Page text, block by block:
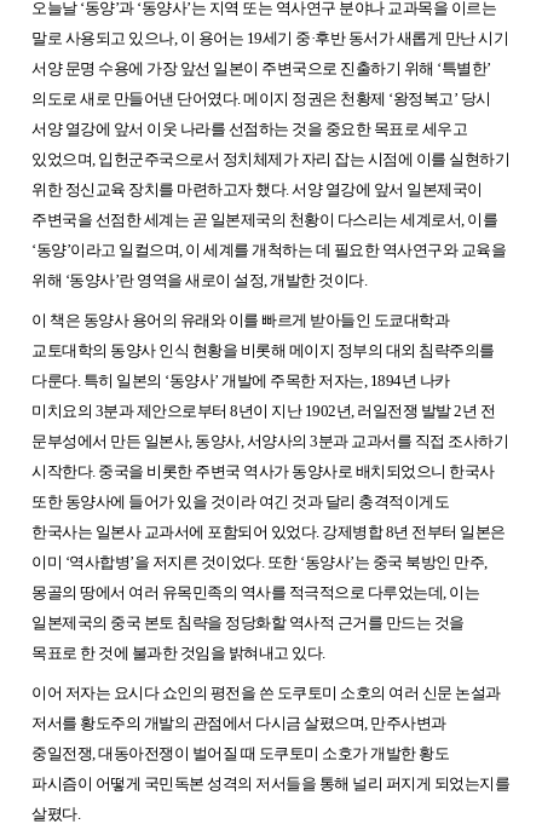
오늘날 ‘동양’과 ‘동양사’는 지역 또는 역사연구 분야나 교과목을 이르는
말로 사용되고 있으나, 이 용어는 19세기 중·후반 동서가 새롭게 만난 시기
서양 문명 수용에 가장 앞선 일본이 주변국으로 진출하기 위해 ‘특별한’
의도로 새로 만들어낸 단어였다. 메이지 정권은 천황제 ‘왕정복고’ 당시
서양 열강에 앞서 이웃 나라를 선점하는 것을 중요한 목표로 세우고
있었으며, 입헌군주국으로서 정치체제가 자리 잡는 시점에 이를 실현하기
위한 정신교육 장치를 마련하고자 했다. 서양 열강에 앞서 일본제국이
주변국을 선점한 세계는 곧 일본제국의 천황이 다스리는 세계로서, 이를
‘동양’이라고 일컬으며, 이 세계를 개척하는 데 필요한 역사연구와 교육을
위해 ‘동양사’란 영역을 새로이 설정, 개발한 것이다.
이 책은 동양사 용어의 유래와 이를 빠르게 받아들인 도쿄대학과
교토대학의 동양사 인식 현황을 비롯해 메이지 정부의 대외 침략주의를
다룬다. 특히 일본의 ‘동양사’ 개발에 주목한 저자는, 1894년 나카
미치요의 3분과 제안으로부터 8년이 지난 1902년, 러일전쟁 발발 2년 전
문부성에서 만든 일본사, 동양사, 서양사의 3분과 교과서를 직접 조사하기
시작한다. 중국을 비롯한 주변국 역사가 동양사로 배치되었으니 한국사
또한 동양사에 들어가 있을 것이라 여긴 것과 달리 충격적이게도
한국사는 일본사 교과서에 포함되어 있었다. 강제병합 8년 전부터 일본은
이미 ‘역사합병’을 저지른 것이었다. 또한 ‘동양사’는 중국 북방인 만주,
몽골의 땅에서 여러 유목민족의 역사를 적극적으로 다루었는데, 이는
일본제국의 중국 본토 침략을 정당화할 역사적 근거를 만드는 것을
목표로 한 것에 불과한 것임을 밝혀내고 있다.
이어 저자는 요시다 쇼인의 평전을 쓴 도쿠토미 소호의 여러 신문 논설과
저서를 황도주의 개발의 관점에서 다시금 살폈으며, 만주사변과
중일전쟁, 대동아전쟁이 벌어질 때 도쿠토미 소호가 개발한 황도
파시즘이 어떻게 국민독본 성격의 저서들을 통해 널리 퍼지게 되었는지를
살폈다.